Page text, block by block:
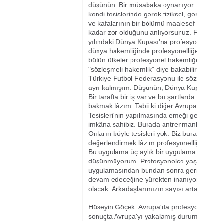
düşünün. Bir müsabaka
kendi tesislerinde gerek fiziksel,
ve kafalarının bir bölümü
kadar zor olduğunu anlıyorsunuz.
yılındaki Dünya Kupası'na
dünya hakemliğinde
bütün ülkeler profesyonel
"sözleşmeli hakemlik" diye
Türkiye Futbol Federasyonu ile
ayrı kalmışım. Düşünün, Dünya
Bir tarafta bir iş var ve bu şartlarda
bakmak lâzım. Tabii ki diğer
Tesisleri'nin yapılmasında emeği
imkâna sahibiz. Burada
Onların böyle tesisleri yok. Biz
değerlendirmek lâzım
Bu uygulama üç aylık bir
düşünmüyorum. Profesyonelce
uygulamasından bundan sonra
devam edeceğine yürekten
olacak. Arkadaşlarımızın sayısı
Hüseyin Göçek: Avrupa'da
sonuçta Avrupa'yı yakalamış